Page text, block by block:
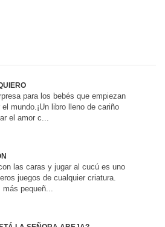
para los bebés que empiezan
mundo.¡Un libro lleno de cariño
el amor c...
las caras y jugar al cucú es uno
juegos de cualquier criatura.
más pequeñ...